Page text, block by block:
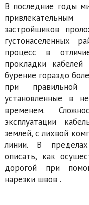
В последние годы
застройщиков
густонаселенных
процесс в
прокладки
бурение гораздо
при правильной
установленные в
временем.
эксплуатации
землей, с лихвой
линии. В
описать, как
дорогой при
нарезки швов .